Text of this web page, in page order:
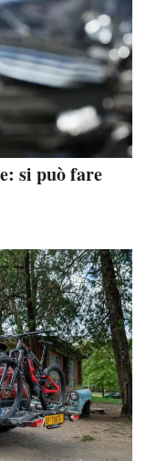
si può fare